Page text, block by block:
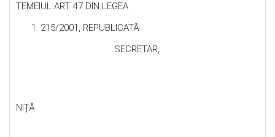
TEMEIUL ART. 47 DIN LEGEA
215/2001, REPUBLICATĂ
SECRETAR,
NIȚĂ